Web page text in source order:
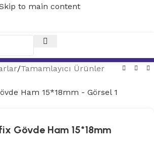
to main content
/Tamamlayıcı Ürünler
Gövde Ham 15*18mm